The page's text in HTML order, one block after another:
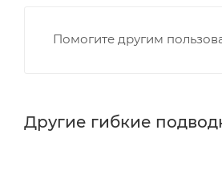
Помогите другим
Другие гибкие